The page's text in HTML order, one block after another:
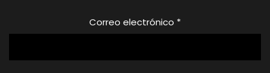
Correo electrónico *